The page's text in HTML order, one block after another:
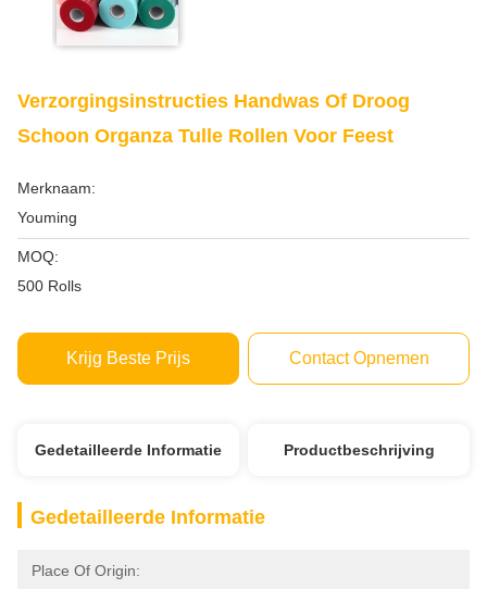
Verzorgingsinstructies Handwas Of Droog
Schoon Organza Tulle Rollen Voor Feest
Merknaam:
Youming
MOQ:
500 Rolls
Krijg Beste Prijs Contact Opnemen
Gedetailleerde Informatie Productbeschrijving
Gedetailleerde Informatie
Place Of Origin: